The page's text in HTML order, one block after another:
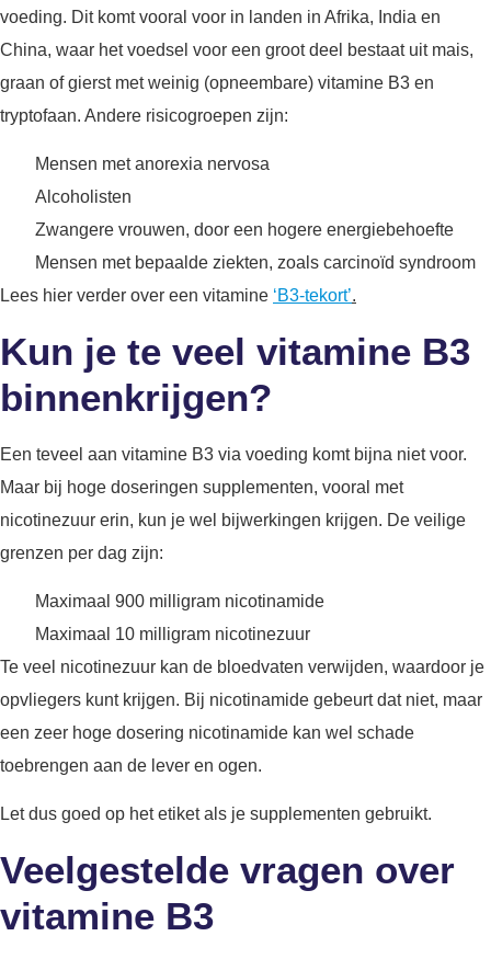
voeding. Dit komt vooral voor in landen in Afrika, India en
China, waar het voedsel voor een groot deel bestaat uit mais,
graan of gierst met weinig (opneembare) vitamine B3 en
tryptofaan. Andere risicogroepen zijn:
Mensen met anorexia nervosa
Alcoholisten
Zwangere vrouwen, door een hogere energiebehoefte
Mensen met bepaalde ziekten, zoals carcinoïd syndroom
Lees hier verder over een vitamine ‘B3-tekort’.
Kun je te veel vitamine B3
binnenkrijgen?
Een teveel aan vitamine B3 via voeding komt bijna niet voor.
Maar bij hoge doseringen supplementen, vooral met
nicotinezuur erin, kun je wel bijwerkingen krijgen. De veilige
grenzen per dag zijn:
Maximaal 900 milligram nicotinamide
Maximaal 10 milligram nicotinezuur
Te veel nicotinezuur kan de bloedvaten verwijden, waardoor je
opvliegers kunt krijgen. Bij nicotinamide gebeurt dat niet, maar
een zeer hoge dosering nicotinamide kan wel schade
toebrengen aan de lever en ogen.
Let dus goed op het etiket als je supplementen gebruikt.
Veelgestelde vragen over
vitamine B3